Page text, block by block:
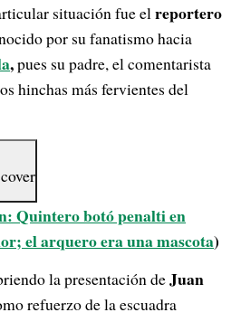
situación fue elreportero
por su fanatismo hacia
,pues su padre, el comentarista
hinchas más fervientes del
Quintero botó penalti en
el arquero era una mascota)
la presentación deJuan
refuerzo de la escuadra